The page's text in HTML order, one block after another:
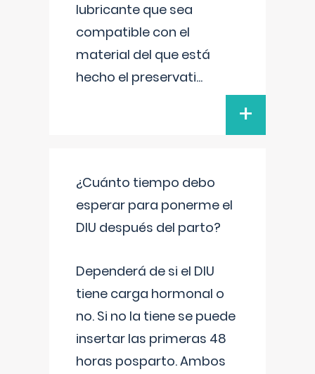
lubricante que sea
compatible con el
material del que está
hecho el preservati...
+
¿Cuánto tiempo debo
esperar para ponerme el
DIU después del parto?
Dependerá de si el DIU
tiene carga hormonal o
no. Si no la tiene se puede
insertar las primeras 48
horas posparto. Ambos